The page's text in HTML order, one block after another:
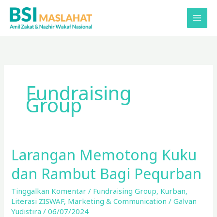
Lewati
konten
Fundraising
Group
Larangan Memotong Kuku
dan Rambut Bagi Pequrban
Tinggalkan Komentar / Fundraising Group, Kurban,
Literasi ZISWAF, Marketing & Communication /Galvan
Yudistira/06/07/2024
Larangan
Memotong
Kuku
dan
Rambut
Bagi